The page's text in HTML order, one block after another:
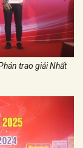
trao giải Nhất